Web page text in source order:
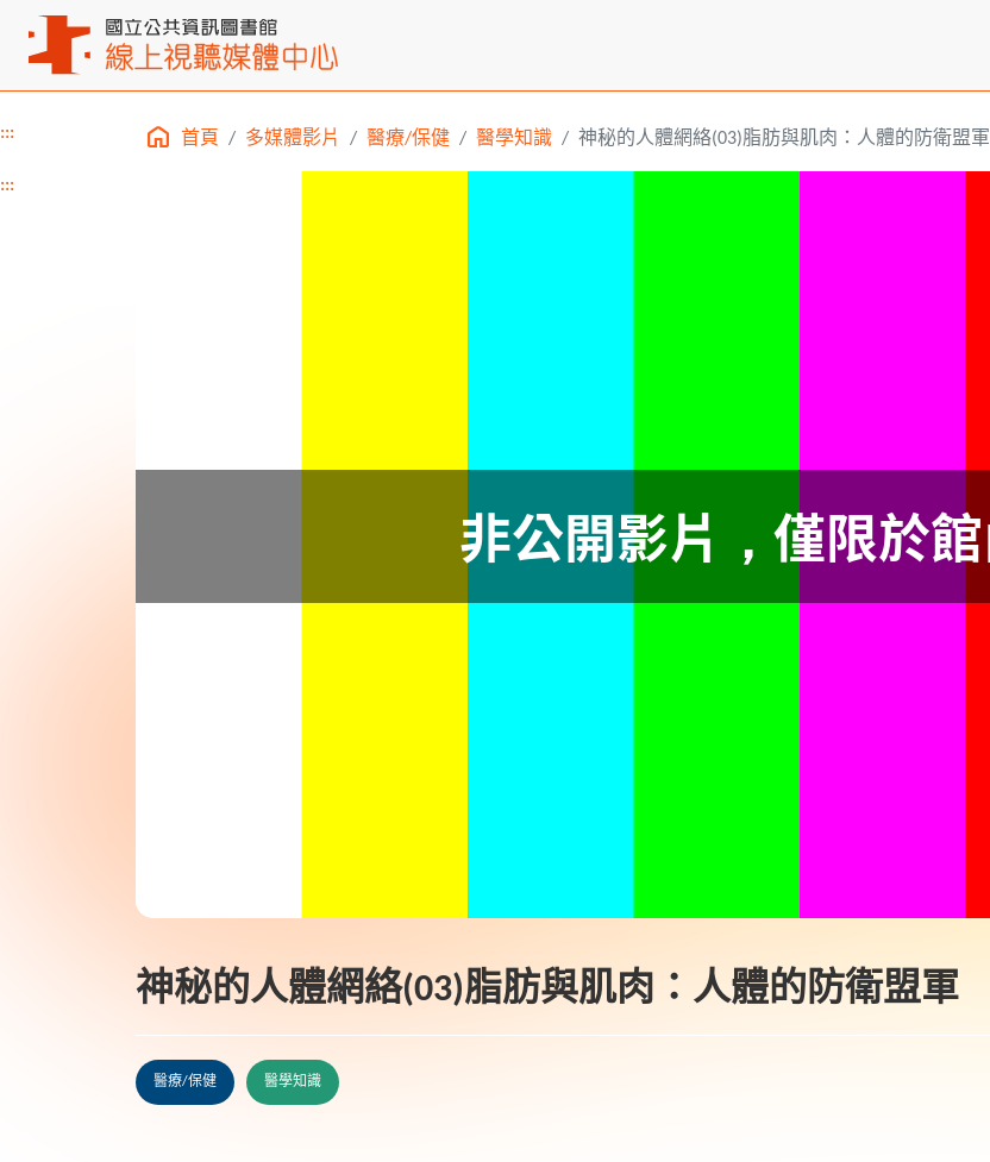
::: 首頁 多媒體影片 醫療/保健 醫學知識 神秘的人體網絡(03)脂肪與肌肉：人體的防衛盟軍
:::
神秘的人體網絡(03)脂肪與肌肉：人體的防衛盟軍
醫療/保健 醫學知識